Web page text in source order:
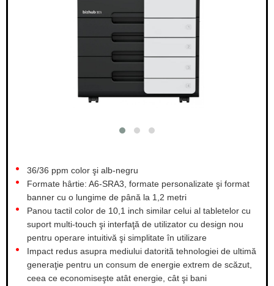
36/36 ppm color şi alb-negru
Formate hârtie: A6-SRA3, formate personalizate şi format
banner cu o lungime de până la 1,2 metri
Panou tactil color de 10,1 inch similar celui al tabletelor cu
suport multi-touch şi interfaţă de utilizator cu design nou
pentru operare intuitivă şi simplitate în utilizare
Impact redus asupra mediului datorită tehnologiei de ultimă
generaţie pentru un consum de energie extrem de scăzut,
ceea ce economiseşte atât energie, cât şi bani